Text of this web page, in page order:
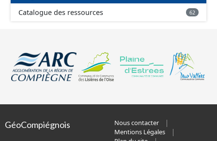
Catalogue des ressources 62
GéoCompiégnois
Nous contacter
Mentions Légales